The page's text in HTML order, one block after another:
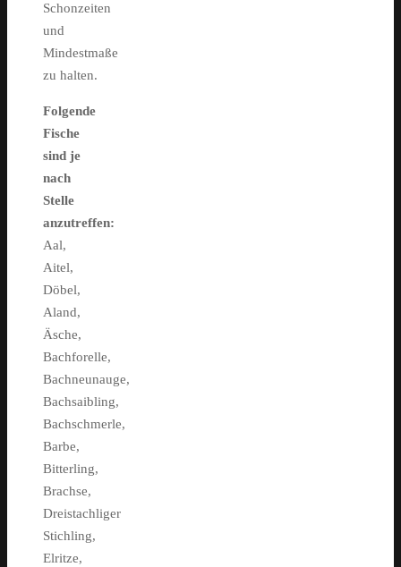
Schonzeiten
und
Mindestmaße
zu halten.
Folgende
Fische
sind je
nach
Stelle
anzutreffen:
Aal,
Aitel,
Döbel,
Aland,
Äsche,
Bachforelle,
Bachneunauge,
Bachsaibling,
Bachschmerle,
Barbe,
Bitterling,
Brachse,
Dreistachliger
Stichling,
Elritze,